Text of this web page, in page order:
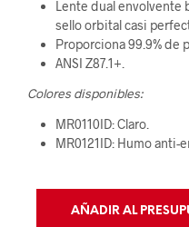
Lente dual envolvente
sello orbital casi
Proporciona 99.9% de
ANSI Z87.1+.
Colores disponibles:
MR0110ID: Claro.
MR0121ID: Humo anti-
AÑADIR AL